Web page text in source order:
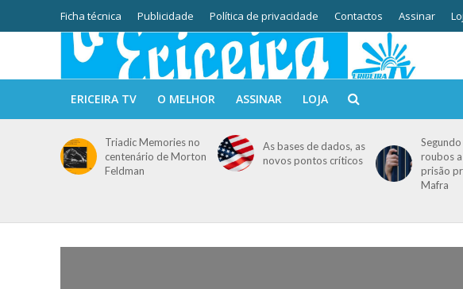
Ficha técnica Publicidade Política de privacidade Contactos Assinar
ERICEIRA TV O MELHOR ASSINAR LOJA
Triadic Memories no
centenário de Morton
Feldman
As bases de dados, as
novos pontos críticos
roubos
prisão
Mafra